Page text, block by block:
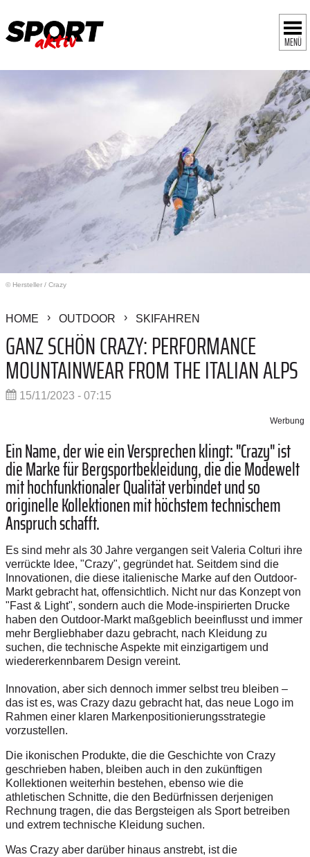
MENÜ
© Hersteller / Crazy
HOME OUTDOOR SKIFAHREN
GANZ SCHÖN CRAZY: PERFORMANCE
MOUNTAINWEAR FROM THE ITALIAN ALPS
15/11/2023 - 07:15
Werbung
Ein Name, der wie ein Versprechen klingt: "Crazy" ist
die Marke für Bergsportbekleidung, die die Modewelt
mithochfunktionaler Qualität verbindetund so
originelle Kollektionen mit höchstem technischem
Anspruch schafft.
Es sind mehr als 30 Jahre vergangen seit Valeria Colturi ihre
verrückte Idee, "Crazy", gegründet hat. Seitdem sind die
Innovationen, die diese italienische Marke auf den Outdoor-
Markt gebracht hat, offensichtlich. Nicht nur das Konzept von
"Fast & Light", sondern auch die Mode-inspirierten Drucke
haben den Outdoor-Markt maßgeblich beeinflusst und immer
mehr Bergliebhaber dazu gebracht, nach Kleidung zu
suchen, die technische Aspekte mit einzigartigem und
wiedererkennbarem Design vereint.
Innovation, aber sich dennoch immer selbst treu bleiben –
das ist es, was Crazy dazu gebracht hat, das neue Logo im
Rahmen einer klaren Markenpositionierungsstrategie
vorzustellen.
Die ikonischen Produkte, die die Geschichte von Crazy
geschrieben haben, bleiben auch in den zukünftigen
Kollektionen weiterhin bestehen, ebenso wie die
athletischen Schnitte, die den Bedürfnissen derjenigen
Rechnung tragen, die das Bergsteigen als Sport betreiben
und extrem technische Kleidung suchen.
Was Crazy aber darüber hinaus anstrebt, ist die